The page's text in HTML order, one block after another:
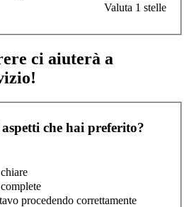
Valuta 1 stelle
ci aiuterà a
che hai preferito?
procedendo correttamente